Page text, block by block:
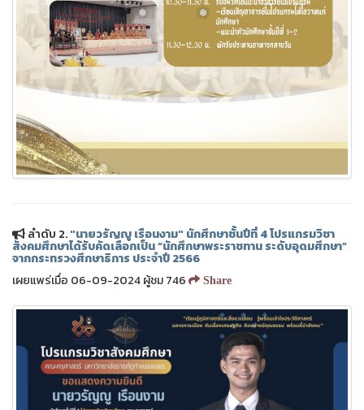
ลำดับ 2."นายวรัญญู เรือนงาม" นักศึกษาชั้นปีที่ 4 โปรแกรมวิชา
สังคมศึกษาได้รับคัดเลือกเป็น “นักศึกษาพระราชทาน ระดับอุดมศึกษา”
จากกระทรวงศึกษาธิการ ประจำปี 2566
เผยแพร่เมื่อ 06-09-2024 ผู้ชม 746
Share